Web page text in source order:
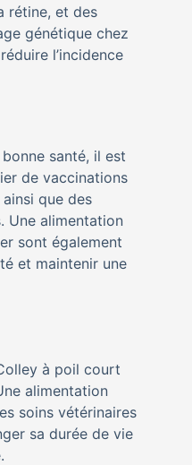
rétine, et des
génétique chez
l’incidence
santé, il est
de vaccinations
que des
Une alimentation
sont également
et maintenir une
à poil court
alimentation
soins vétérinaires
sa durée de vie